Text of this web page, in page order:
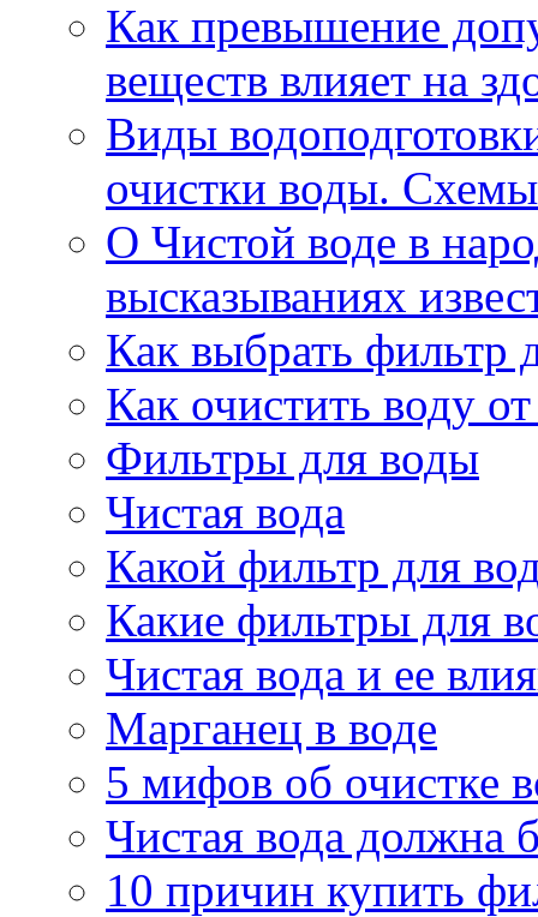
Как превышение
веществ влияет на
Виды
очистки воды.
О Чистой воде в
высказываниях
Как выбрать фильтр
Как очистить воду
Фильтры для воды
Чистая вода
Какой фильтр для
Какие фильтры для
Чистая вода и ее
Марганец в воде
5 мифов об очистке
Чистая вода должна
10 причин купить